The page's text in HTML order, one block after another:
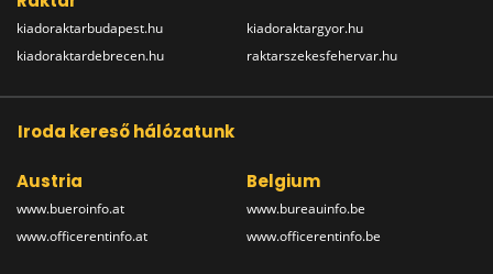
kiadoraktarbudapest.hu
kiadoraktardebrecen.hu
kiadoraktargyor.hu
raktarszekesfehervar.hu
Iroda kereső hálózatunk
Austria
www.bueroinfo.at
www.officerentinfo.at
Belgium
www.bureauinfo.be
www.officerentinfo.be